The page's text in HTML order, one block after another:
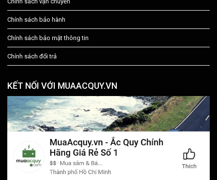
Chính sách bảo hành
Chính sách bảo mật thông tin
Chính sách đổi trả
KẾT NỐI VỚI MUAACQUY.VN